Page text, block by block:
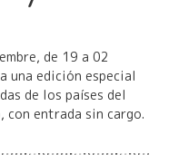
de 19 a 02
una edición especial
de los países del
con entrada sin cargo.